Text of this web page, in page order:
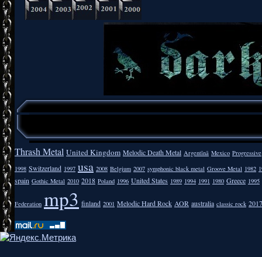
Thrash Metal United Kingdom Melodic Death Metal Argentīnā Mexico Progressive
1998 Switzerland 1997 usa 2008 Belgium 2007 symphonic black metal Groove Metal 1982
spain Gothic Metal 2010 2018 Poland 1996 United States 1989 1994 1991 1980 Greece 1995
Federation mp3 finland 2001 Melodic Hard Rock AOR australia classic rock 2017